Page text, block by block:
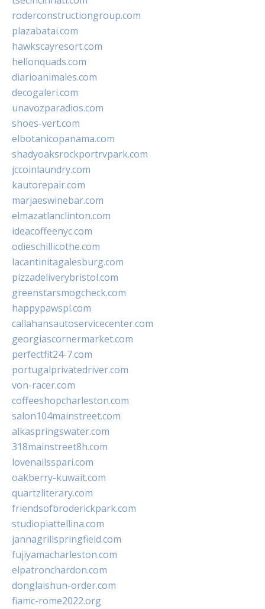
roderconstructiongroup.com
plazabatai.com
hawkscayresort.com
hellonquads.com
diarioanimales.com
decogaleri.com
unavozparadios.com
shoes-vert.com
elbotanicopanama.com
shadyoaksrockportrvpark.com
jccoinlaundry.com
kautorepair.com
marjaeswinebar.com
elmazatlanclinton.com
ideacoffeenyc.com
odieschillicothe.com
lacantinitagalesburg.com
pizzadeliverybristol.com
greenstarsmogcheck.com
happypawspl.com
callahansautoservicecenter.com
georgiascornermarket.com
perfectfit24-7.com
portugalprivatedriver.com
von-racer.com
coffeeshopcharleston.com
salon104mainstreet.com
alkaspringswater.com
318mainstreet8h.com
lovenailsspari.com
oakberry-kuwait.com
quartzliterary.com
friendsofbroderickpark.com
studiopiattellina.com
jannagrillspringfield.com
fujiyamacharleston.com
elpatronchardon.com
donglaishun-order.com
fiamc-rome2022.org